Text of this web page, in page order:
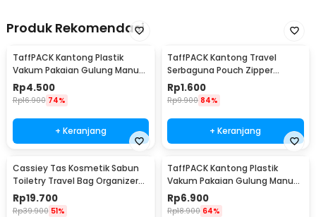
Produk Rekomendasi
TaffPACK Kantong Plastik
Vakum Pakaian Gulung Manual
40x60cm 1 PCS - TR028
Rp4.500
Rp16.900 74%
+ Keranjang
TaffPACK Kantong Travel
Serbaguna Pouch Zipper
Organizer 1 PCS - CC-003
Rp1.600
Rp9.900 84%
+ Keranjang
Cassiey Tas Kosmetik Sabun
Toiletry Travel Bag Organizer
21x17x8cm - VER.2
Rp19.700
Rp39.900 51%
TaffPACK Kantong Plastik
Vakum Pakaian Gulung Manual
1 PCS 39.5x60cm - VB-70
Rp6.900
Rp18.900 64%